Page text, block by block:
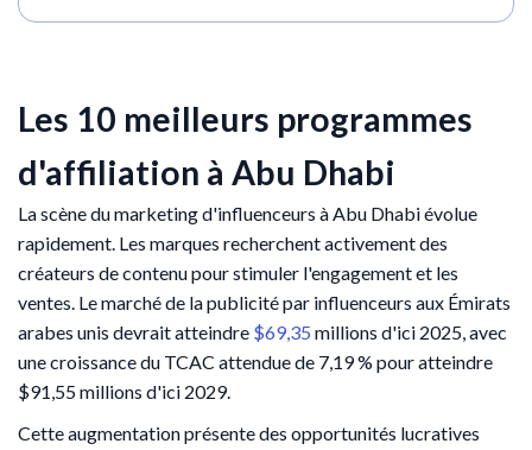
Les 10 meilleurs programmes
d'affiliation à Abu Dhabi
La scène du marketing d'influenceurs à Abu Dhabi évolue
rapidement. Les marques recherchent activement des
créateurs de contenu pour stimuler l'engagement et les
ventes. Le marché de la publicité par influenceurs aux Émirats
arabes unis devrait atteindre $69,35 millions d'ici 2025, avec
une croissance du TCAC attendue de 7,19 % pour atteindre
$91,55 millions d'ici 2029.
Cette augmentation présente des opportunités lucratives